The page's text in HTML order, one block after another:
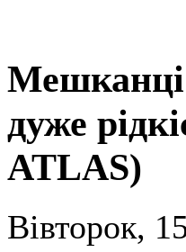
Мешканці
дуже
ATLAS)
Вівторок,